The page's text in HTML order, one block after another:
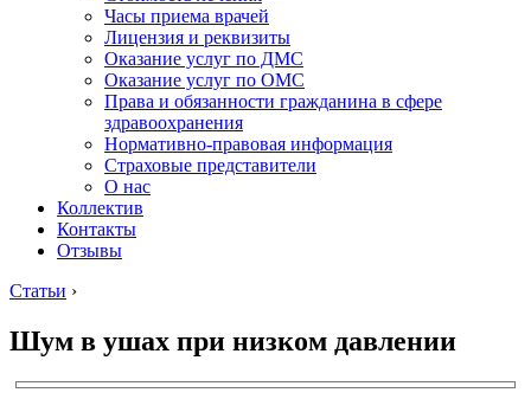
Часы приема врачей
Лицензия и реквизиты
Оказание услуг по ДМС
Оказание услуг по ОМС
Права и обязанности гражданина в сфере
здравоохранения
Нормативно-правовая информация
Страховые представители
О нас
Коллектив
Контакты
Отзывы
Статьи ›
Шум в ушах при низком давлении